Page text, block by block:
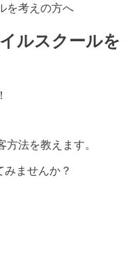
を考えの方へ
ルスクールを
法を教えます。
みませんか？